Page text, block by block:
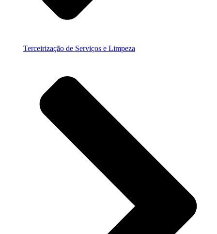
Terceirização de Serviços e Limpeza